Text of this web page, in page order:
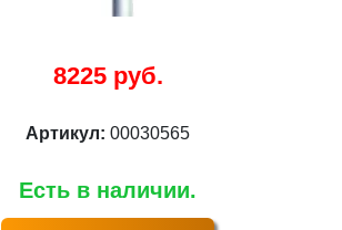
8225 руб.
Артикул: 00030565
Есть в наличии.